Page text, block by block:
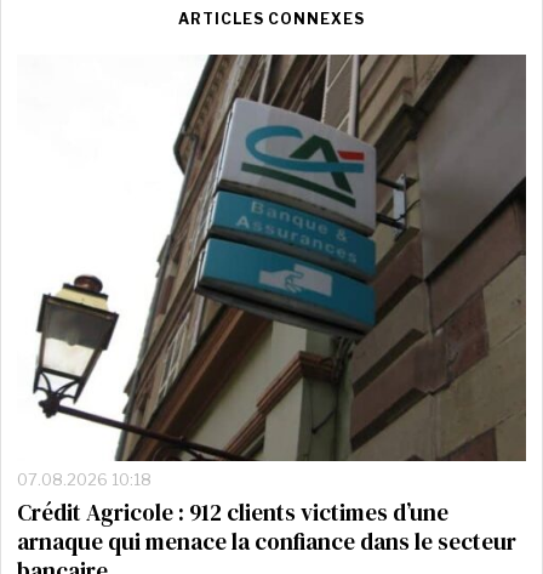
ARTICLES CONNEXES
07.08.2026 10:18
Crédit Agricole : 912 clients victimes d’une
arnaque qui menace la confiance dans le secteur